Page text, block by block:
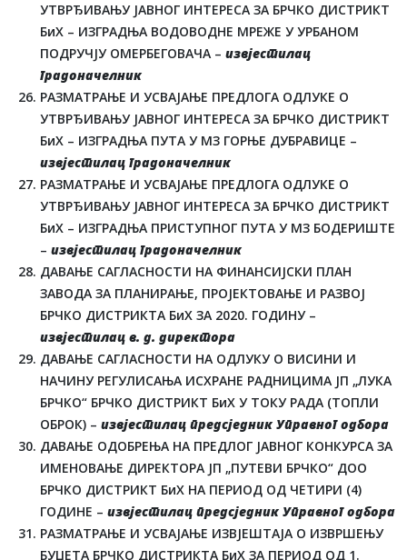
УТВРЂИВАЊУ ЈАВНОГ ИНТЕРЕСА ЗА БРЧКО ДИСТРИКТ
БиХ – ИЗГРАДЊА ВОДОВОДНЕ МРЕЖЕ У УРБАНОМ
ПОДРУЧЈУ ОМЕРБЕГОВАЧА – извјестилац
градоначелник
РАЗМАТРАЊЕ И УСВАЈАЊЕ ПРЕДЛОГА ОДЛУКЕ О
УТВРЂИВАЊУ ЈАВНОГ ИНТЕРЕСА ЗА БРЧКО ДИСТРИКТ
БиХ – ИЗГРАДЊА ПУТА У МЗ ГОРЊЕ ДУБРАВИЦЕ –
извјестилац градоначелник
РАЗМАТРАЊЕ И УСВАЈАЊЕ ПРЕДЛОГА ОДЛУКЕ О
УТВРЂИВАЊУ ЈАВНОГ ИНТЕРЕСА ЗА БРЧКО ДИСТРИКТ
БиХ – ИЗГРАДЊА ПРИСТУПНОГ ПУТА У МЗ БОДЕРИШТЕ
– извјестилац градоначелник
ДАВАЊЕ САГЛАСНОСТИ НА ФИНАНСИЈСКИ ПЛАН
ЗАВОДА ЗА ПЛАНИРАЊЕ, ПРОЈЕКТОВАЊЕ И РАЗВОЈ
БРЧКО ДИСТРИКТА БиХ ЗА 2020. ГОДИНУ –
извјестилац в. д. директора
ДАВАЊЕ САГЛАСНОСТИ НА ОДЛУКУ О ВИСИНИ И
НАЧИНУ РЕГУЛИСАЊА ИСХРАНЕ РАДНИЦИМА ЈП „ЛУКА
БРЧКО“ БРЧКО ДИСТРИКТ БиХ У ТОКУ РАДА (ТОПЛИ
ОБРОК) – извјестилац предсједник Управног одбора
ДАВАЊЕ ОДОБРЕЊА НА ПРЕДЛОГ ЈАВНОГ КОНКУРСА ЗА
ИМЕНОВАЊЕ ДИРЕКТОРА ЈП „ПУТЕВИ БРЧКО“ ДОО
БРЧКО ДИСТРИКТ БиХ НА ПЕРИОД ОД ЧЕТИРИ (4)
ГОДИНЕ – извјестилац предсједник Управног одбора
РАЗМАТРАЊЕ И УСВАЈАЊЕ ИЗВЈЕШТАЈА О ИЗВРШЕЊУ
БУЏЕТА БРЧКО ДИСТРИКТА БиХ ЗА ПЕРИОД ОД 1.